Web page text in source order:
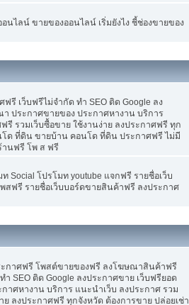
นไลน์ ขายของออนไลน์ เริ่มยังไง ชี้ช่องขายของ
เว็บฟรีไม่จำกัด ทำ SEO ติด Google ลง
ประกาศขายของ ประกาศหางาน บริการ
รี รวมเว็บซื้อขาย ใช้งานง่าย ลงประกาศฟรี ทุก
โด ที่ดิน ขายบ้าน คอนโด ที่ดิน ประกาศฟรี ไม่มี
านฟรี โพ ส ฟรี
Social โปรโมท youtube แจกฟรี รายชื่อเว็บ
สฟรี รายชื่อเว็บบอร์ดขายสินค้าฟรี ลงประกาศ
ะกาศฟรี โพสต์ขายของฟรี ลงโฆษณาสินค้าฟรี
SEO ติด Google ลงประกาศขาย เว็บฟรียอด
ศหางาน บริการ แนะนำเว็บ ลงประกาศ รวม
ย ลงประกาศฟรี ทุกจังหวัด ต้องการขาย ปล่อยเช่า